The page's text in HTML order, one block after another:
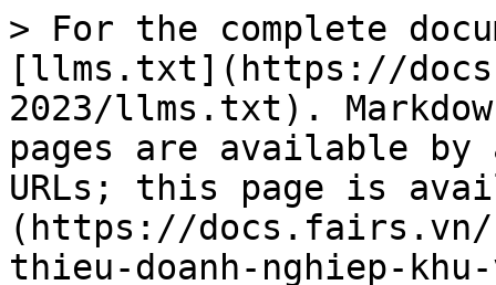
> For the complete
[llms.txt](https://
2023/llms.txt).
pages are available by
URLs; this page is
(https://docs.fairs.vn/
thieu-doanh-nghiep-